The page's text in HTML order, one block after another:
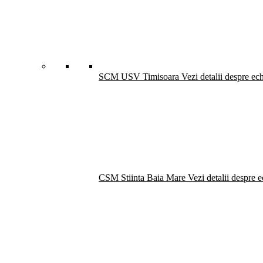
SCM USV Timisoara Vezi detalii despre
CSM Stiinta Baia Mare Vezi detalii despre